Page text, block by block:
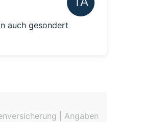
auch gesondert
| Angaben